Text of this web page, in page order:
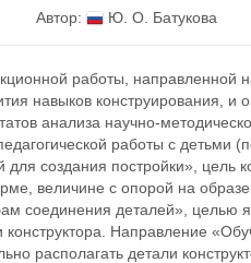
Автор: Ю. О. Батукова
работы, направленной
навыков конструирования,
анализа научно-
работы с детьми
создания постройки», цель
величине с опорой на
соединения деталей», целью
Направление
располагать детали